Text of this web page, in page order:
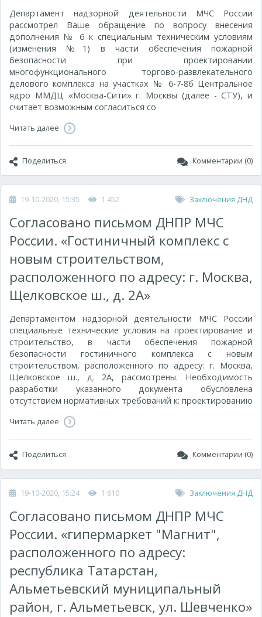
Департамент надзорной деятельности МЧС России
рассмотрел Ваше обращение по вопросу внесения
дополнения № 6 к специальным техническим условиям
(изменения №1) в части обеспечения пожарной
безопасности при проектировании
многофункционального торгово-развлекательного
делового комплекса на участках № 6-7-8б Центральное
ядро ММДЦ «Москва-Сити» г. Москвы (далее - СТУ), и
считает возможным согласиться со
Читать далее
Поделиться Комментарии (0)
19-10-2020, 15:35 1 452 Заключения ДНД
Согласовано письмом ДНПР МЧС
России. «Гостиничный комплекс с
новым строительством,
расположенного по адресу: г. Москва,
Щелковское ш., д. 2А»
Департаментом надзорной деятельности МЧС России
специальные технические условия на проектирование и
строительство, в части обеспечения пожарной
безопасности гостиничного комплекса с новым
строительством, расположенного по адресу: г. Москва,
Щелковское ш., д. 2А, рассмотрены. Необходимость
разработки указанного документа обусловлена
отсутствием нормативных требований к: проектированию
Читать далее
Поделиться Комментарии (0)
19-10-2020, 15:24 1 610 Заключения ДНД
Согласовано письмом ДНПР МЧС
России. «гипермаркет "Магнит",
расположенного по адресу:
республика Татарстан,
Альметьевский муниципальный
район, г. Альметьевск, ул. Шевченко»